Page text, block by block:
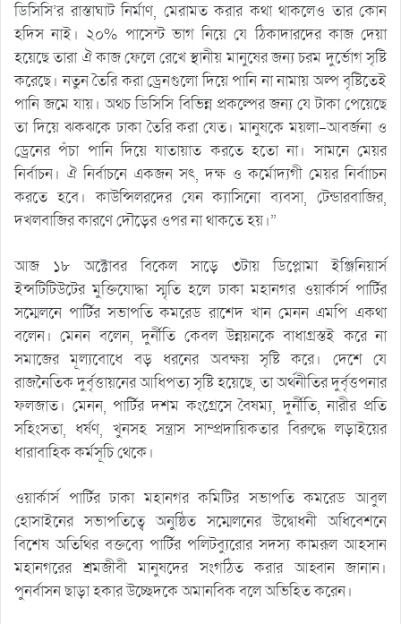
ডিসিসি’র রাস্তাঘাট নির্মাণ, মেরামত করার কথা থাকলেও তার কোন
হদিস নাই। ২০% পাসেন্ট ভাগ নিয়ে যে ঠিকাদারদের কাজ দেয়া
হয়েছে তারা ঐ কাজ ফেলে রেখে স্থানীয় মানুষের জন্য চরম দুর্ভোগ সৃষ্টি
করেছে। নতুন তৈরি করা ড্রেনগুলো দিয়ে পানি না নামায় অল্প বৃষ্টিতেই
পানি জমে যায়। অথচ ডিসিসি বিভিন্ন প্রকল্পের জন্য যে টাকা পেয়েছে
তা দিয়ে ঝকঝকে ঢাকা তৈরি করা যেত। মানুষকে ময়লা-আবর্জনা ও
ড্রেনের পঁচা পানি দিয়ে যাতায়াত করতে হতো না। সামনে মেয়র
নির্বাচন। ঐ নির্বাচনে একজন সৎ, দক্ষ ও কর্মোদ্যগী মেয়র নির্বাাচন
করতে হবে। কাউন্সিলরদের যেন ক্যাসিনো ব্যবসা, টেন্ডারবাজির,
দখলবাজির কারণে দৌড়ের ওপর না থাকতে হয়।”
আজ ১৮ অক্টোবর বিকেল সাড়ে ৩টায় ডিপ্লোমা ইঞ্জিনিয়ার্স
ইন্সটিটিউটের মুক্তিযোদ্ধা স্মৃতি হলে ঢাকা মহানগর ওয়ার্কার্স পার্টির
সম্মেলনে পার্টির সভাপতি কমরেড রাশেদ খান মেনন এমপি একথা
বলেন। মেনন বলেন, দুর্নীতি কেবল উন্নয়নকে বাধাগ্রস্তই করে না
সমাজের মূল্যবোধে বড় ধরনের অবক্ষয় সৃষ্টি করে। দেশে যে
রাজনৈতিক দুর্বৃত্তায়নের আধিপত্য সৃষ্টি হয়েছে, তা অর্থনীতির দুর্বৃত্তপনার
ফলজাত। মেনন, পার্টির দশম কংগ্রেসে বৈষম্য, দুর্নীতি, নারীর প্রতি
সহিংসতা, ধর্ষণ, খুনসহ সন্ত্রাস সাম্প্রদায়িকতার বিরুদ্ধে লড়াইয়ের
ধারাবাহিক কর্মসূচি থেকে।
ওয়ার্কার্স পার্টির ঢাকা মহানগর কমিটির সভাপতি কমরেড আবুল
হোসাইনের সভাপতিত্বে অনুষ্ঠিত সম্মেলনের উদ্বোধনী অধিবেশনে
বিশেষ অতিথির বক্তব্যে পার্টির পলিটব্যুরোর সদস্য কামরূল আহসান
মহানগরের শ্রমজীবী মানুষদের সংগঠিত করার আহ্বান জানান।
পুনর্বাসন ছাড়া হকার উচ্ছেদকে অমানবিক বলে অভিহিত করেন।